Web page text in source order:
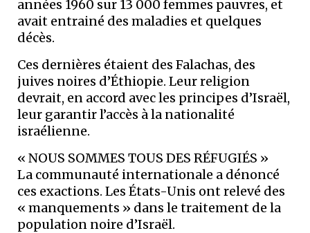
années 1960 sur 13 000 femmes pauvres, et
avait entrainé des maladies et quelques
décès.
Ces dernières étaient des Falachas, des
juives noires d’Éthiopie. Leur religion
devrait, en accord avec les principes d’Israël,
leur garantir l’accès à la nationalité
israélienne.
« NOUS SOMMES TOUS DES RÉFUGIÉS »
La communauté internationale a dénoncé
ces exactions. Les États-Unis ont relevé des
« manquements » dans le traitement de la
population noire d’Israël.